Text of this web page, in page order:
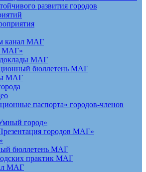
развития городов
канал МАГ
МАГ»
МАГ
бюллетень МАГ
МАГ
паспорта» городов-членов
город»
городов МАГ»
бюллетень МАГ
практик МАГ
МАГ